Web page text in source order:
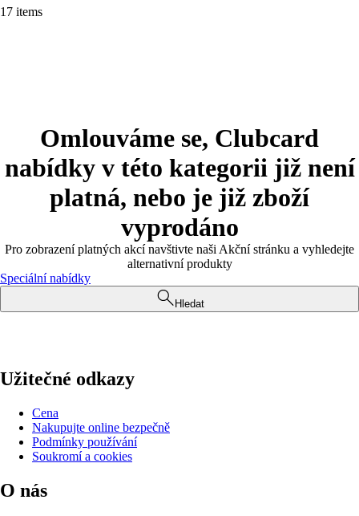
17 items
Omlouváme se, Clubcard
nabídky v této kategorii již není
platná, nebo je již zboží
vyprodáno
Pro zobrazení platných akcí navštivte naši Akční stránku a vyhledejte
alternativní produkty
Speciální nabídky
Hledat
Užitečné odkazy
Cena
Nakupujte online bezpečně
Podmínky používání
Soukromí a cookies
O nás